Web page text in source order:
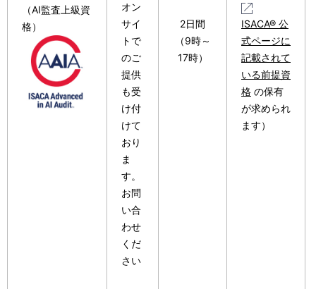
（AI監査上級資
格）
オン
サイ
トで
のご
提供
も受
け付
けて
おり
ま
す。
お問
い合
わせ
くだ
さい
2日間
（9時～
17時）
ISACA® 公
式ページに
記載されて
いる前提資
格 の保有
が求められ
ます）